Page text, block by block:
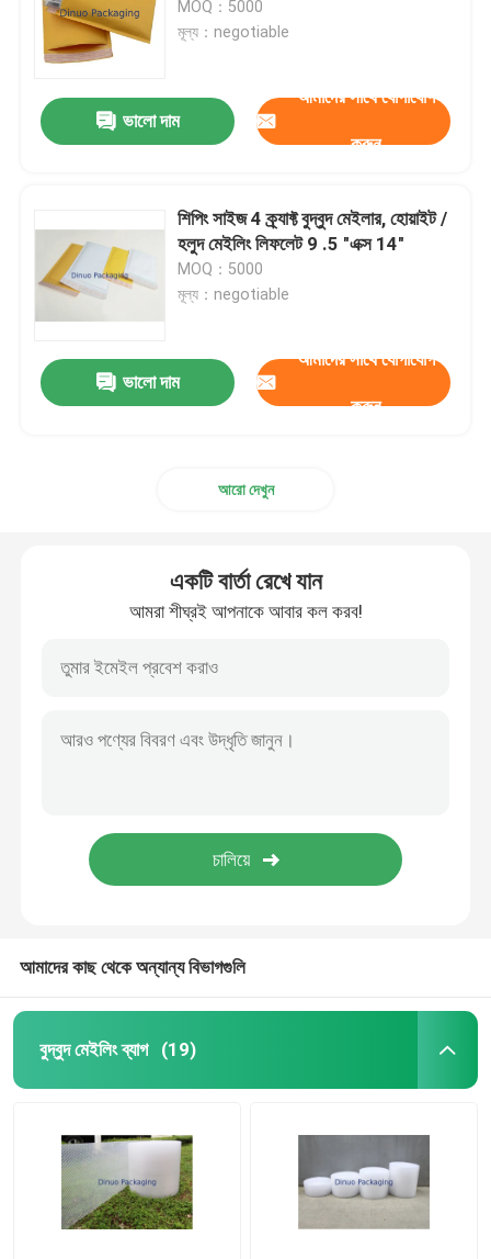
টিস্যু পেপার মোড়ানো
স্ট্রেচ এন্ড ক্রাঙ্ক ফিল্ম
ESD ঢালাই ব্যাগ
সিপিই প্লাস্টিকের ব্যাগ
মুদ্রিত কাগজের বাক্স
এয়ার কলাম ব্যাগ
MOQ：5000
মূল্য：negotiable
ভালো দাম
আমাদের সাথে যোগাযোগ
করুন
শিপিং সাইজ 4 ক্র্যাফ্ট বুদ্বুদ মেইলার, হোয়াইট /
হলুদ মেইলিং লিফলেট 9 .5 "এক্স 14"
MOQ：5000
মূল্য：negotiable
ভালো দাম
আমাদের সাথে যোগাযোগ
করুন
আরো দেখুন
একটি বার্তা রেখে যান
আমরা শীঘ্রই আপনাকে আবার কল করব!
আমাদের কাছ থেকে অন্যান্য বিভাগগুলি
বুদ্বুদ মেইলিং ব্যাগ (19)